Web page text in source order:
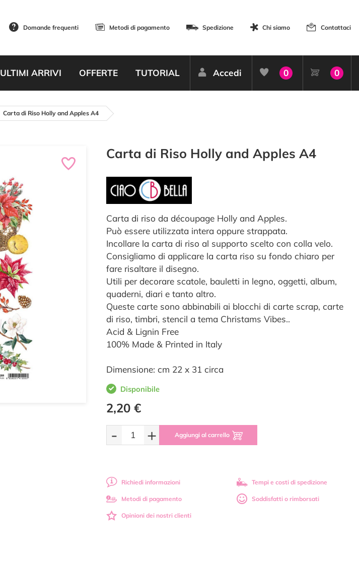
Domande frequenti Metodi di pagamento Spedizione Chi siamo Contattaci
ULTIMI ARRIVI OFFERTE TUTORIAL Accedi 0 0
Carta di Riso Holly and Apples A4
Carta di Riso Holly and Apples A4
Carta di riso da découpage Holly and Apples.
Può essere utilizzata intera oppure strappata.
Incollare la carta di riso al supporto scelto con colla velo.
Consigliamo di applicare la carta riso su fondo chiaro per
fare risaltare il disegno.
Utili per decorare scatole, bauletti in legno, oggetti, album,
quaderni, diari e tanto altro.
Queste carte sono abbinabili ai blocchi di carte scrap, carte
di riso, timbri, stencil a tema Christams Vibes..
Acid & Lignin Free
100% Made & Printed in Italy
Dimensione: cm 22 x 31 circa
Disponibile
2,20 €
- + Aggiungi al carrello
Richiedi informazioni Tempi e costi di spedizione
Metodi di pagamento Soddisfatti o rimborsati
Opinioni dei nostri clienti